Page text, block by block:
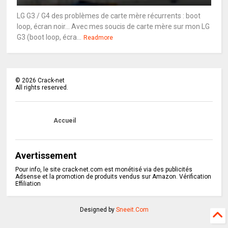
LG G3 / G4 des problèmes de carte mère récurrents : boot
loop, écran noir... Avec mes soucis de carte mère sur mon LG
G3 (boot loop, écra...
Readmore
©2026 Crack-net
All rights reserved.
Accueil
Avertissement
Pour info, le site crack-net.com est monétisé via des publicités
Adsense et la promotion de produits vendus sur Amazon. Vérification
Effiliation
Designed by Sneeit.Com